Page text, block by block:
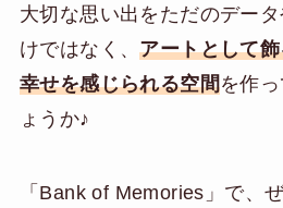
大切な思い出をただのデー
けではなく、アートとして
幸せを感じられる空間を作
ょうか♪
「Bank of Memories」で、